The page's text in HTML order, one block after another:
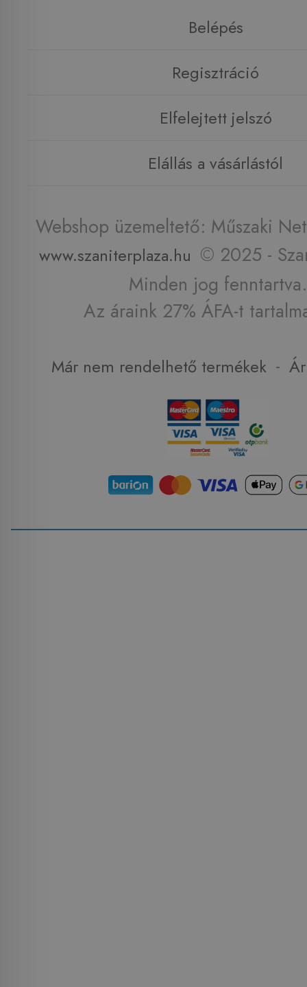
Belépés
Regisztráció
Elfelejtett jelszó
Elállás a vásárlástól
Webshop üzemeltető: Műszaki
www.szaniterplaza.hu © 2025 -
Minden jog fenntartva.
Az áraink 27% ÁFA-t
Már nem rendelhető termékek -